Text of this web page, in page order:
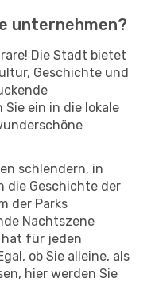
unternehmen?
Die Stadt bietet
Geschichte und
ein in die lokale
schlendern, in
die Geschichte der
der Parks
Nachtszene
hat für jeden
ob Sie alleine, als
hier werden Sie